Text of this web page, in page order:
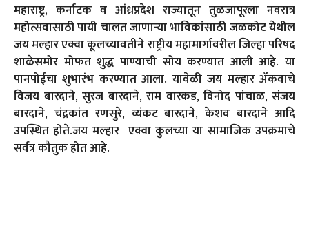
महाराष्ट्र, कर्नाटक व आंध्रप्रदेश राज्यातून तुळजापूरला नवरात्र
महोत्सवासाठी पायी चालत जाणाऱ्या भाविकांसाठी जळकोट येथील
जय मल्हार एक्वा कूलच्यावतीने राष्ट्रीय महामार्गावरील जिल्हा परिषद
शाळेसमोर मोफत शुद्ध पाण्याची सोय करण्यात आली आहे. या
पानपोईचा शुभारंभ करण्यात आला. यावेळी जय मल्हार ॲकवाचे
विजय बारदाने, सुरज बारदाने, राम वारकड, विनोद पांचाळ, संजय
बारदाने, चंद्रकांत रणसुरे, व्यंकट बारदाने, केशव बारदाने आदि
उपस्थित होते.जय मल्हार एक्वा कुलच्या या सामाजिक उपक्रमाचे
सर्वत्र कौतुक होत आहे.